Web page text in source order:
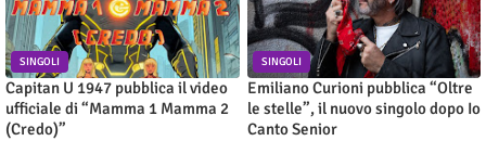
SINGOLI
Capitan U 1947 pubblica il video
ufficiale di “Mamma 1 Mamma 2
(Credo)”
SINGOLI
Emiliano Curioni pubblica “Oltre
le stelle”, il nuovo singolo dopo Io
Canto Senior